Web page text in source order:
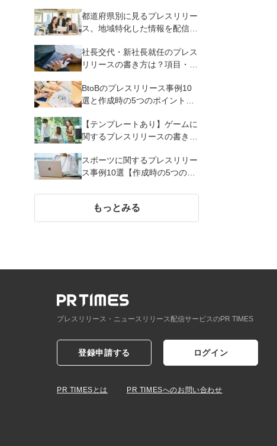
都道府県別に見るプレスリリー
ス。地域特化した情報を配信す
社長交代・新社長就任のプレス
リリースの書き方は？項目・ポ
BtoBのプレスリリース事例10
選と作成時の5つのポイントを
【テンプレートあり】ゲームに
関するプレスリリースの書き方
スポーツに関するプレスリリー
ス事例10選【作成時の5つのポ
もっとみる
プレスリリース・ニュースリリース配信サービスのPR TIMES
登録申請する ログイン
PR TIMESとは PR TIMESへのお問い合わせ